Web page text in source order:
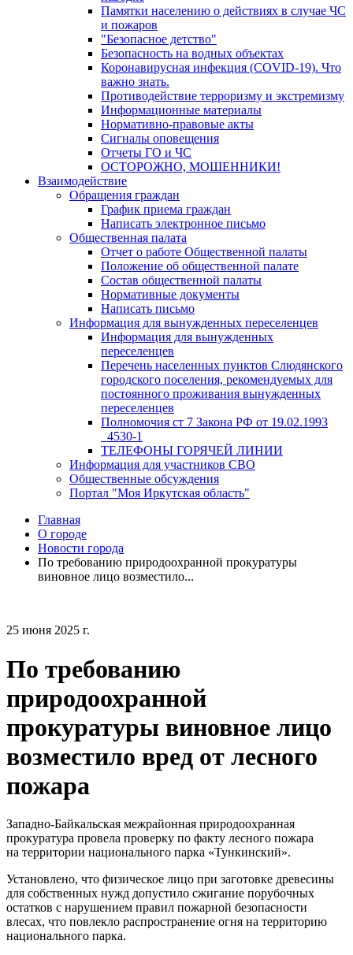
Памятки населению о действиях в случае ЧС
и пожаров
"Безопасное детство"
Безопасность на водных объектах
Коронавирусная инфекция (COVID-19). Что
важно знать.
Противодействие терроризму и экстремизму
Информационные материалы
Нормативно-правовые акты
Сигналы оповещения
Отчеты ГО и ЧС
ОСТОРОЖНО, МОШЕННИКИ!
Взаимодействие
Обращения граждан
График приема граждан
Написать электронное письмо
Общественная палата
Отчет о работе Общественной палаты
Положение об общественной палате
Состав общественной палаты
Нормативные документы
Написать письмо
Информация для вынужденных переселенцев
Информация для вынужденных
переселенцев
Перечень населенных пунктов Слюдянского
городского поселения, рекомендуемых для
постоянного проживания вынужденных
переселенцев
Полномочия ст 7 Закона РФ от 19.02.1993
_4530-1
ТЕЛЕФОНЫ ГОРЯЧЕЙ ЛИНИИ
Информация для участников СВО
Общественные обсуждения
Портал "Моя Иркутская область"
Главная
О городе
Новости города
По требованию природоохранной прокуратуры
виновное лицо возместило...
25 июня 2025 г.
По требованию
природоохранной
прокуратуры виновное лицо
возместило вред от лесного
пожара
Западно-Байкальская межрайонная природоохранная
прокуратура провела проверку по факту лесного пожара
на территории национального парка «Тункинский».
Установлено, что физическое лицо при заготовке древесины
для собственных нужд допустило сжигание порубочных
остатков с нарушением правил пожарной безопасности
влесах, что повлекло распространение огня на территорию
национального парка.